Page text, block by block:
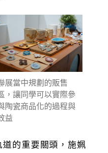
展當中規劃的販售
，讓同學可以實際參
陶瓷商品化的過程與
益
的重要關頭，施姵